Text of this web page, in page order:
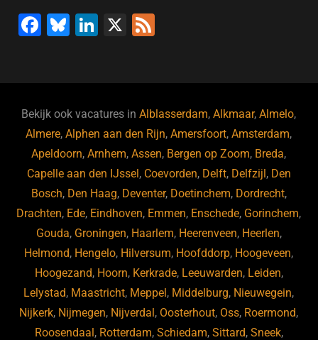
F
b
o
o
k
Bl
ky
Li
dI
n
X
Bekijk ook vacatures inAlblasserdam,Alkmaar,Almelo,
Almere,Alphen aan den Rijn,Amersfoort,Amsterdam,
Apeldoorn,Arnhem,Assen, Bergen op Zoom, Breda,
Capelle aan den IJssel , Coevorden, Delft, Delfzijl , Den
Bosch, Den Haag, Deventer, Doetinchem, Dordrecht,
Drachten, Ede, Eindhoven, Emmen, Enschede, Gorinchem,
Gouda, Groningen, Haarlem, Heerenveen, Heerlen,
Helmond, Hengelo, Hilversum, Hoofddorp, Hoogeveen,
Hoogezand, Hoorn, Kerkrade, Leeuwarden, Leiden,
Lelystad, Maastricht, Meppel , Middelburg, Nieuwegein,
Nijkerk, Nijmegen, Nijverdal , Oosterhout, Oss, Roermond,
Roosendaal , Rotterdam, Schiedam, Sittard, Sneek,